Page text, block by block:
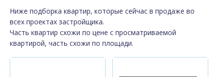
Ниже подборка квартир, которые сейчас в продаже во
всех проектах застройщика.
Часть квартир схожи по цене с просматриваемой
квартирой, часть схожи по площади.